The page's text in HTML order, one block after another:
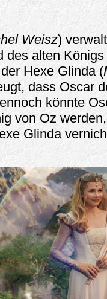
Weisz)
des alten
Hexe Glinda (
dass Oscar
könnte
von Oz
Glinda